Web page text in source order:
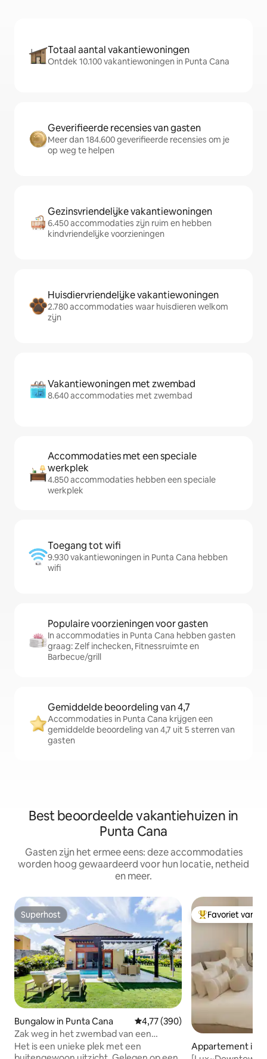
Totaal aantal vakantiewoningen
Ontdek 10.100 vakantiewoningen in Punta Cana
Geverifieerde recensies van gasten
Meer dan 184.600 geverifieerde recensies om je
op weg te helpen
Gezinsvriendelijke vakantiewoningen
6.450 accommodaties zijn ruim en hebben
kindvriendelijke voorzieningen
Huisdiervriendelijke vakantiewoningen
2.780 accommodaties waar huisdieren welkom
zijn
Vakantiewoningen met zwembad
8.640 accommodaties met zwembad
Accommodaties met een speciale
werkplek
4.850 accommodaties hebben een speciale
werkplek
Toegang tot wifi
9.930 vakantiewoningen in Punta Cana hebben
wifi
Populaire voorzieningen voor gasten
In accommodaties in Punta Cana hebben gasten
graag: Zelf inchecken, Fitnessruimte en
Barbecue/grill
Gemiddelde beoordeling van 4,7
Accommodaties in Punta Cana krijgen een
gemiddelde beoordeling van 4,7 uit 5 sterren van
gasten
Best beoordeelde vakantiehuizen in
Punta Cana
Gasten zijn het ermee eens: deze accommodaties
worden hoog gewaardeerd voor hun locatie, netheid
en meer.
Superhost
Superhost
Bungalow in Punta Cana Gemiddelde beoordeling van
4,77 (390)
Zak weg in het zwembad van een
prachtige bungalow
Het is een unieke plek met een
Topfavoriet van
Favoriet van
Appartement in